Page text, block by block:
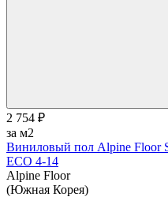
2 754 ₽
за м2
Виниловый пол Alpine Floor
ЕСО 4-14
Alpine Floor
(Южная Корея)